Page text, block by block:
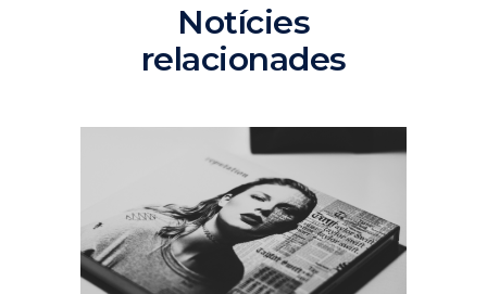
Notícies
relacionades